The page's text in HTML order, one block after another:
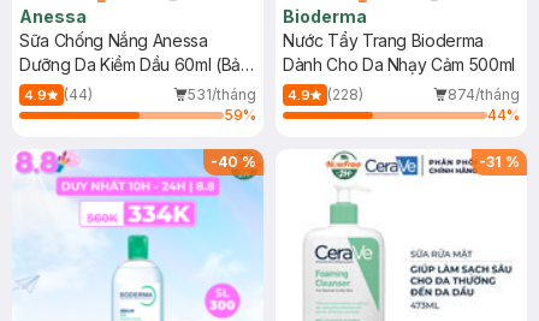
Anessa
Sữa Chống Nắng Anessa
Dưỡng Da Kiềm Dầu 60ml (Bản
Mới)
4.9 (44)
531/tháng
59%
Bioderma
Nước Tẩy Trang Bioderma
Dành Cho Da Nhạy Cảm 500ml
4.9 (228)
874/tháng
44%
-40% -31 %